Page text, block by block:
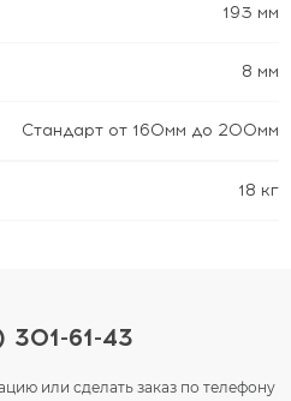
193 мм
8 мм
Стандарт от 160мм до 200мм
18 кг
301-61-43
или сделать заказ по телефону